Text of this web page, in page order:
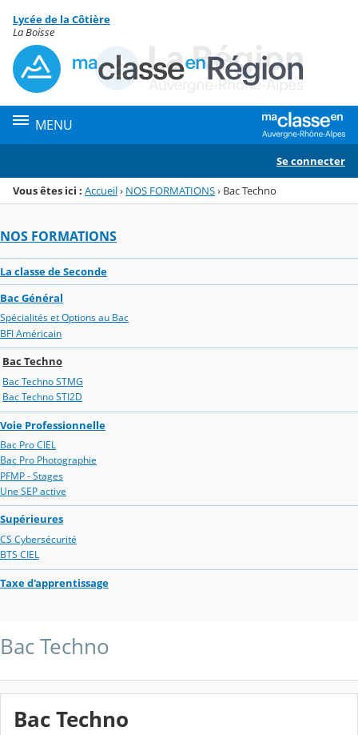
Menu de la rubrique
Contenu
Lycée de la Côtière
La Boisse
MENU
Se connecter
Vous êtes ici : Accueil› NOS FORMATIONS› Bac Techno
NOS FORMATIONS
La classe de Seconde
Bac Général
Spécialités et Options au Bac
BFI Américain
Bac Techno
Bac Techno STMG
Bac Techno STI2D
Voie Professionnelle
Bac Pro CIEL
Bac Pro Photographie
PFMP - Stages
Une SEP active
Supérieures
CS Cybersécurité
BTS CIEL
Taxe d'apprentissage
Bac Techno
Bac Techno